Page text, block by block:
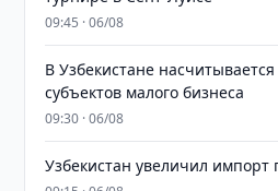
09:45 · 06/08
В Узбекистане
субъектов малого бизнеса
09:30 · 06/08
Узбекистан увеличил импорт